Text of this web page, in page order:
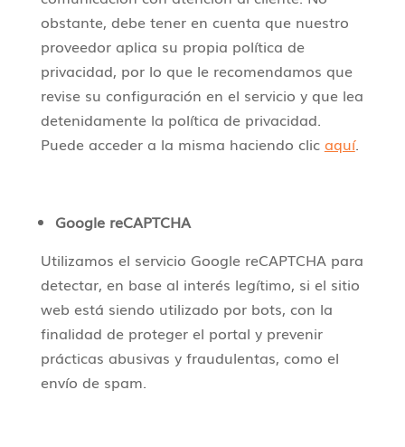
obstante, debe tener en cuenta que nuestro
proveedor aplica su propia política de
privacidad, por lo que le recomendamos que
revise su configuración en el servicio y que lea
detenidamente la política de privacidad.
Puede acceder a la misma haciendo clic aquí.
Google reCAPTCHA
Utilizamos el servicio Google reCAPTCHA para
detectar, en base al interés legítimo, si el sitio
web está siendo utilizado por bots, con la
finalidad de proteger el portal y prevenir
prácticas abusivas y fraudulentas, como el
envío de spam.